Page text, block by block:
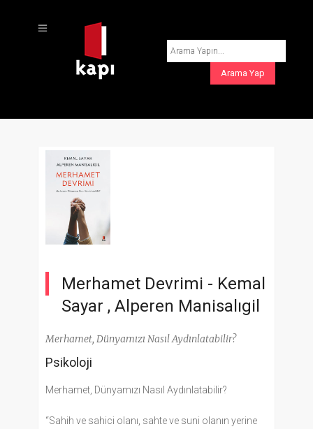
Merhamet Devrimi - Kemal
Sayar , Alperen Manisalıgil
Merhamet, Dünyamızı Nasıl Aydınlatabilir?
Psikoloji
Merhamet, Dünyamızı Nasıl Aydınlatabilir?
“Sahih ve sahici olanı, sahte ve suni olanın yerine